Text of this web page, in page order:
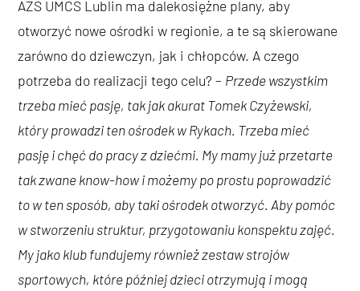
AZS UMCS Lublin ma dalekosiężne plany, aby
otworzyć nowe ośrodki w regionie, a te są skierowane
zarówno do dziewczyn, jak i chłopców. A czego
potrzeba do realizacji tego celu? – Przede wszystkim
trzeba mieć pasję, tak jak akurat Tomek Czyżewski,
który prowadzi ten ośrodek w Rykach. Trzeba mieć
pasję i chęć do pracy z dziećmi. My mamy już przetarte
tak zwane know-how i możemy po prostu poprowadzić
to w ten sposób, aby taki ośrodek otworzyć. Aby pomóc
w stworzeniu struktur, przygotowaniu konspektu zajęć.
My jako klub fundujemy również zestaw strojów
sportowych, które później dzieci otrzymują i mogą